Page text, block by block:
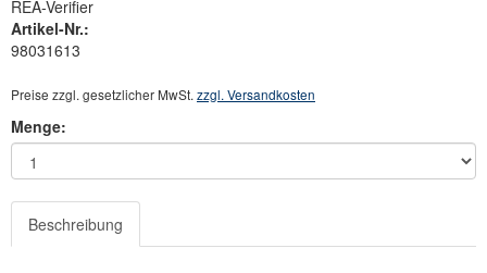
REA-Verifier
Artikel-Nr.:
98031613
Preise zzgl. gesetzlicher MwSt. zzgl. Versandkosten
Menge:
Beschreibung